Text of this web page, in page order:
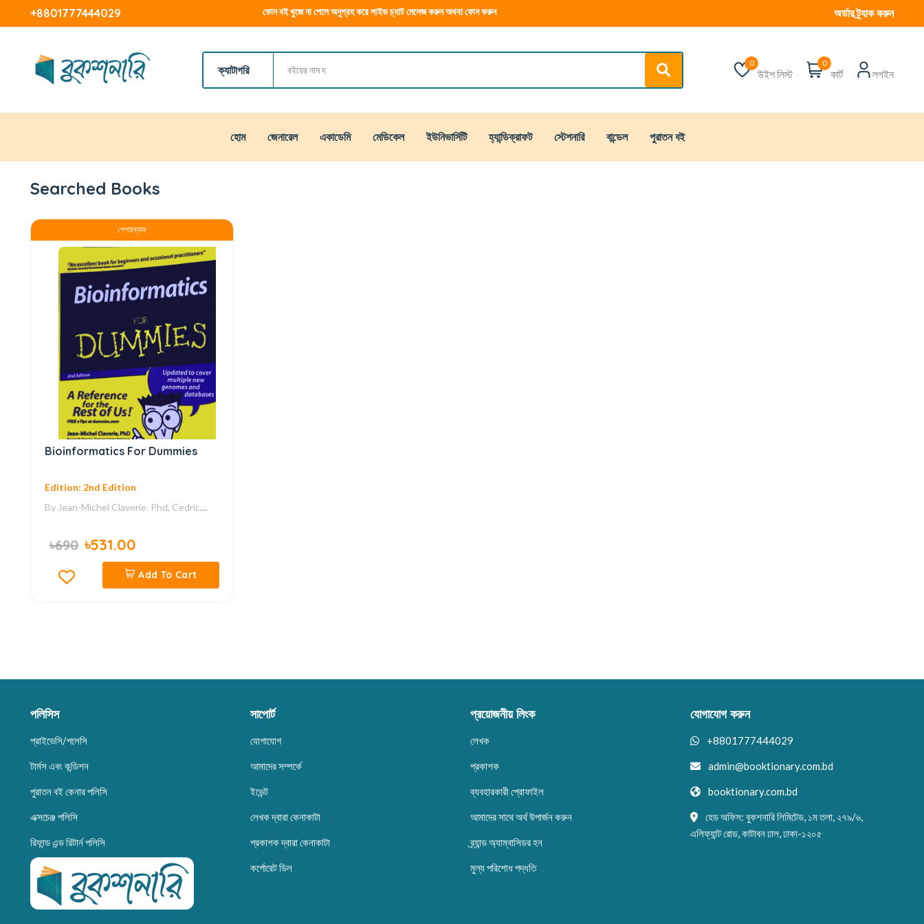
+8801777444029 কোন বই খুজে না পেলে অনুগ্রহ করে লাইভ চ্যাট মেসেজ করুন অথবা ফোন করুন অর্ডার ট্র্যাক করুন
ক্যাটাগরি
0
উইশ লিস্ট
0
কার্ট লগইন
হোম জেনারেল একাডেমি মেডিকেল ইউনিভার্সিটি হ্যান্ডিক্রাফট স্টেশনারি বান্ডেল পুরাতন বই
Searched Books
পেপারব্যাক
Bioinformatics For Dummies
Edition: 2nd Edition
By Jean-Michel Claverie. Phd, Cedric
৳690 ৳531.00
Add To Cart
পলিসিস
প্রাইভেসি/পলেসি
টার্মস এবং কন্ডিশন
পুরাতন বই কেনার পলিসি
এক্সচেঞ্জ পলিসি
রিফান্ড এন্ড রিটার্ন পলিসি
সাপোর্ট
যোগাযোগ
আমাদের সম্পর্কে
ইভেন্ট
লেখক দ্বারা কেনাকাটা
প্রকাশক দ্বারা কেনাকাটা
কর্পোরেট ডিল
প্রয়োজনীয় লিংক
লেখক
প্রকাশক
ব্যবহারকারী প্রোফাইল
আমাদের সাথে অর্থ উপার্জন করুন
ব্র্যান্ড অ্যাম্বাসিডর হন
মুল্য পরিশোধ পদ্ধতি
যোগাযোগ করুন
+8801777444029
admin@booktionary.com.bd
booktionary.com.bd
হেড অফিস: বুকশনারি লিমিটেড, ১ম তলা, ২৭৯/৬,
এলিফ্যান্ট রোড, কাটাবন ঢাল, ঢাকা-১২০৫